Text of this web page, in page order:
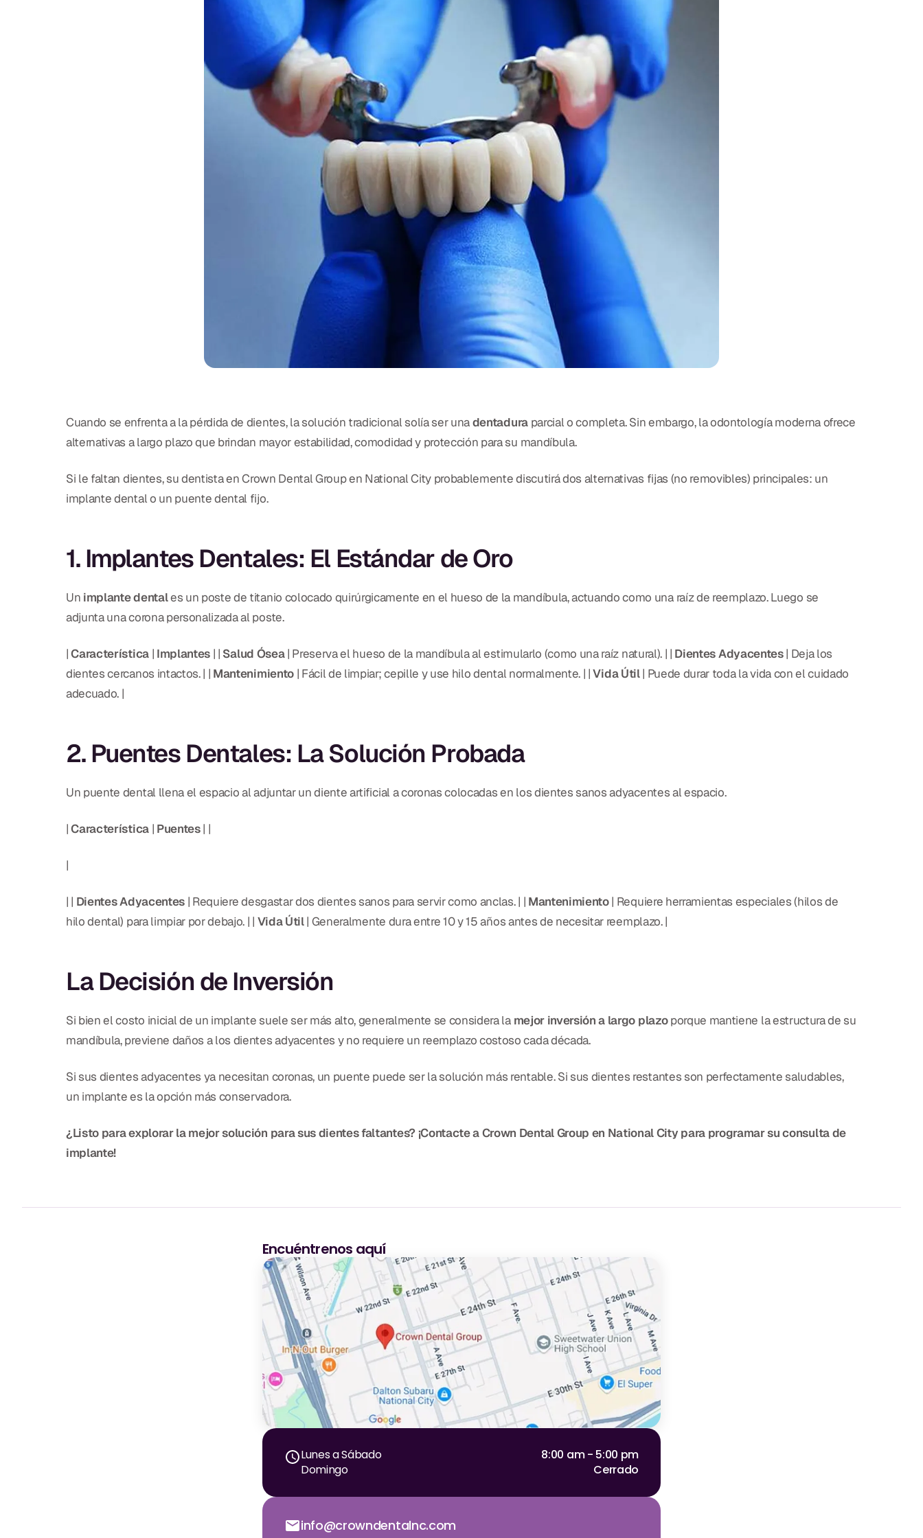
Cuando se enfrenta a la pérdida de dientes, la solución tradicional solía ser unadentaduraparcial o completa. Sin embargo, la odontología moderna ofrece
alternativas a largo plazo que brindan mayor estabilidad, comodidad y protección para su mandíbula.
Si le faltan dientes, su dentista en Crown Dental Group en National City probablemente discutirá dos alternativas fijas (no removibles) principales: un
implante dental o un puente dental fijo.
1. Implantes Dentales: El Estándar de Oro
Un implante dentales un poste de titanio colocado quirúrgicamente en el hueso de la mandíbula, actuando como una raíz de reemplazo. Luego se
adjunta una corona personalizada al poste.
|Característica| Implantes | | Salud Ósea| Preserva el hueso de la mandíbula al estimularlo (como una raíz natural). | | Dientes Adyacentes| Deja los
dientes cercanos intactos. | | Mantenimiento| Fácil de limpiar; cepille y use hilo dental normalmente. | |Vida Útil| Puede durar toda la vida con el cuidado
adecuado. |
2. Puentes Dentales: La Solución Probada
Un puente dental llena el espacio al adjuntar un diente artificial a coronas colocadas en los dientes sanos adyacentes al espacio.
|Característica| Puentes| |
|
| | Dientes Adyacentes| Requiere desgastar dos dientes sanos para servir como anclas. | | Mantenimiento| Requiere herramientas especiales (hilos de
hilo dental) para limpiar por debajo. | | Vida Útil| Generalmente dura entre 10 y 15 años antes de necesitar reemplazo. |
La Decisión de Inversión
Si bien el costo inicial de un implante suele ser más alto, generalmente se considera la mejor inversión a largo plazoporque mantiene la estructura de su
mandíbula, previene daños a los dientes adyacentes y no requiere un reemplazo costoso cada década.
Si sus dientes adyacentes ya necesitan coronas, un puente puede ser la solución más rentable. Si sus dientes restantes son perfectamente saludables,
un implante es la opción más conservadora.
¿Listo para explorar la mejor solución para sus dientes faltantes? ¡Contacte a Crown Dental Group en National City para programar su consulta de
implante!
Encuéntrenos aquí
Lunes a Sábado
8:00 am - 5:00 pm
Domingo
Cerrado
info@crowndentalnc.com